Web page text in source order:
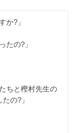
か?」
たの?」
ちと樫村先生の
の?」